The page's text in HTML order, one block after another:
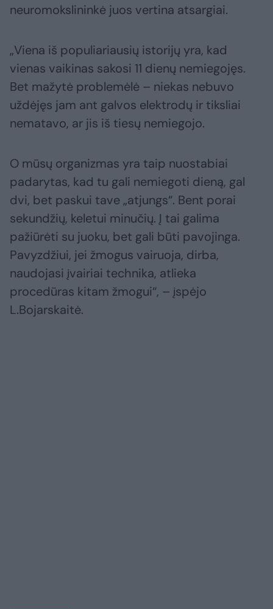
neuromokslininkė juos vertina atsargiai.
„Viena iš populiariausių istorijų yra, kad
vienas vaikinas sakosi 11 dienų nemiegojęs.
Bet mažytė problemėlė – niekas nebuvo
uždėjęs jam ant galvos elektrodų ir tiksliai
nematavo, ar jis iš tiesų nemiegojo.
O mūsų organizmas yra taip nuostabiai
padarytas, kad tu gali nemiegoti dieną, gal
dvi, bet paskui tave „atjungs“. Bent porai
sekundžių, keletui minučių. Į tai galima
pažiūrėti su juoku, bet gali būti pavojinga.
Pavyzdžiui, jei žmogus vairuoja, dirba,
naudojasi įvairiai technika, atlieka
procedūras kitam žmogui“, – įspėjo
L.Bojarskaitė.